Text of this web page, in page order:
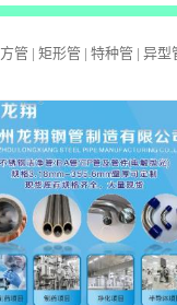
方管 | 矩形管 | 特种管 | 异型